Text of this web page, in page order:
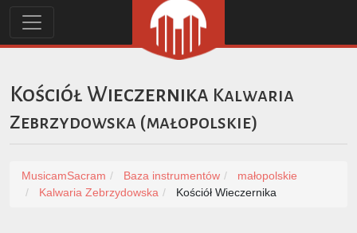
Kościół Wieczernika Kalwaria
Zebrzydowska (małopolskie)
MusicamSacram Baza instrumentów
małopolskie
Kalwaria Zebrzydowska
Kościół Wieczernika